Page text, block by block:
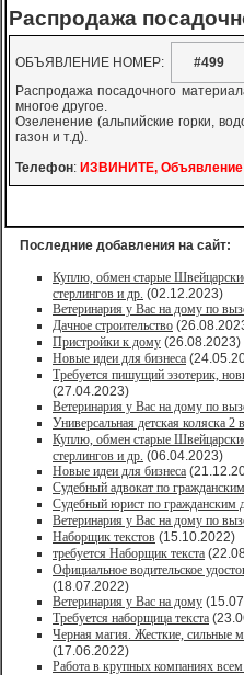
Распродажа
ОБЪЯВЛЕНИЕ НОМЕР:
#499
Распродажа посадочного
многое другое.
Озеленение (альпийские горки,
газон и т.д).
Телефон: ИЗВИНИТЕ, Объявление
Последние добавления на сайт:
Куплю, обмен старые
стерлингов и др. (02.12.2023)
Ветеринария у Вас на дому по
Дачное строительство
Пристройки к дому (26.08.2023)
Новые идеи для бизнеса
Требуется пишущий эзотерик,
(27.04.2023)
Ветеринария у Вас на дому по
Универсальная детская коляска
Куплю, обмен старые
стерлингов и др. (06.04.2023)
Новые идеи для бизнеса
Судебный адвокат по
Судебный юрист по гражданским
Ветеринария у Вас на дому по
Наборщик текстов (15.10.2022)
требуется Наборщик текста
Официальное водительское
(18.07.2022)
Ветеринария у Вас на дому
Требуется наборщица текста
Черная магия. Жесткие, сильные
(17.06.2022)
Работа в крупных компаниях